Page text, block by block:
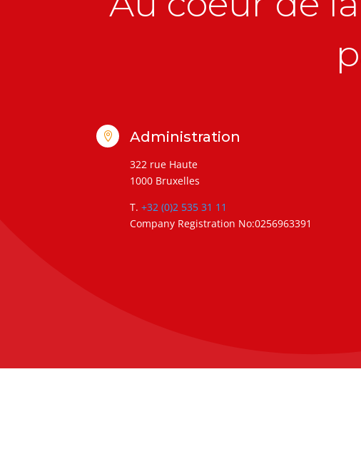
 Administration
322 rue Haute
1000 Bruxelles
T. +32 (0)2 535 31 11
Company Registration No:0256963391